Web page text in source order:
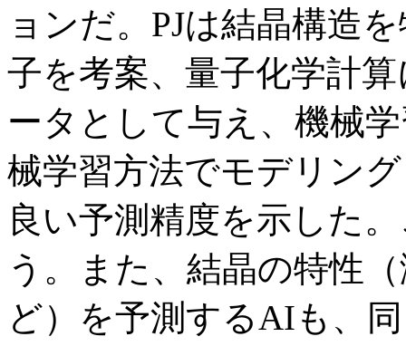
ョンだ。PJは結晶構造
子を考案、量子化学計
ータとして与え、機械
械学習方法でモデリン
良い予測精度を示した
う。また、結晶の特性
ど）を予測するAIも、